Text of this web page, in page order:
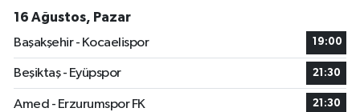
16 Ağustos, Pazar
Başakşehir - Kocaelispor
19:00
Beşiktaş - Eyüpspor 21:30
Amed - Erzurumspor FK 21:30